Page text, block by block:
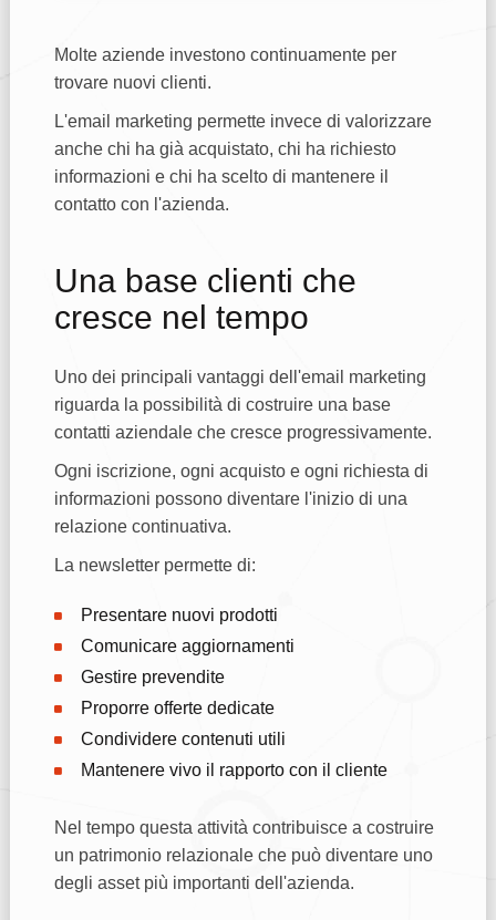
Molte aziende investono continuamente per
trovare nuovi clienti.
L'email marketing permette invece di valorizzare
anche chi ha già acquistato, chi ha richiesto
informazioni e chi ha scelto di mantenere il
contatto con l'azienda.
Una base clienti che
cresce nel tempo
Uno dei principali vantaggi dell'email marketing
riguarda la possibilità di costruire una base
contatti aziendale che cresce progressivamente.
Ogni iscrizione, ogni acquisto e ogni richiesta di
informazioni possono diventare l'inizio di una
relazione continuativa.
La newsletter permette di:
Presentare nuovi prodotti
Comunicare aggiornamenti
Gestire prevendite
Proporre offerte dedicate
Condividere contenuti utili
Mantenere vivo il rapporto con il cliente
Nel tempo questa attività contribuisce a costruire
un patrimonio relazionale che può diventare uno
degli asset più importanti dell'azienda.